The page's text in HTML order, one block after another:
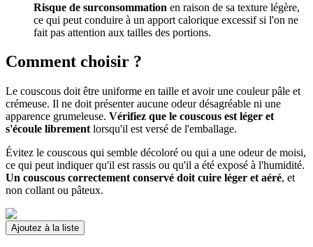
Risque de surconsommation en raison de sa texture légère,
ce qui peut conduire à un apport calorique excessif si l'on ne
fait pas attention aux tailles des portions.
Comment choisir ?
Le couscous doit être uniforme en taille et avoir une couleur pâle et
crémeuse. Il ne doit présenter aucune odeur désagréable ni une
apparence grumeleuse. Vérifiez que le couscous est léger et
s'écoule librement lorsqu'il est versé de l'emballage.
Évitez le couscous qui semble décoloré ou qui a une odeur de moisi,
ce qui peut indiquer qu'il est rassis ou qu'il a été exposé à l'humidité.
Un couscous correctement conservé doit cuire léger et aéré, et
non collant ou pâteux.
Ajoutez à la liste